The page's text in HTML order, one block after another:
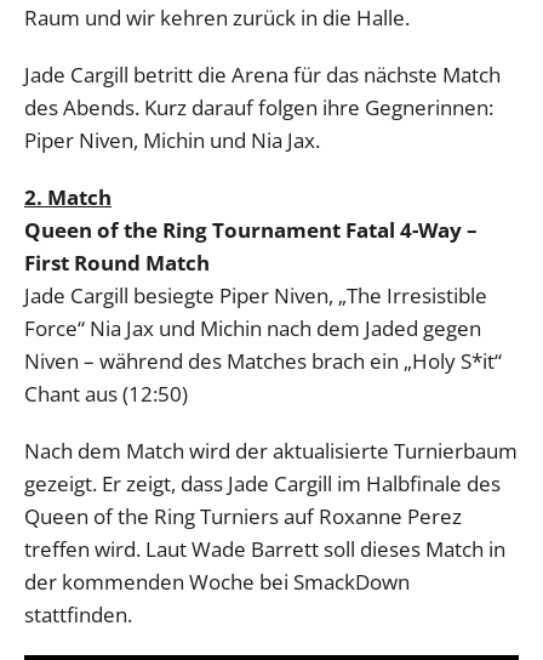
Raum und wir kehren zurück in die Halle.
Jade Cargill betritt die Arena für das nächste Match
des Abends. Kurz darauf folgen ihre Gegnerinnen:
Piper Niven, Michin und Nia Jax.
2. Match
Queen of the Ring Tournament Fatal 4-Way –
First Round Match
Jade Cargill besiegte Piper Niven, „The Irresistible
Force“ Nia Jax und Michin nach dem Jaded gegen
Niven – während des Matches brach ein „Holy S*it“
Chant aus (12:50)
Nach dem Match wird der aktualisierte Turnierbaum
gezeigt. Er zeigt, dass Jade Cargill im Halbfinale des
Queen of the Ring Turniers auf Roxanne Perez
treffen wird. Laut Wade Barrett soll dieses Match in
der kommenden Woche bei SmackDown
stattfinden.